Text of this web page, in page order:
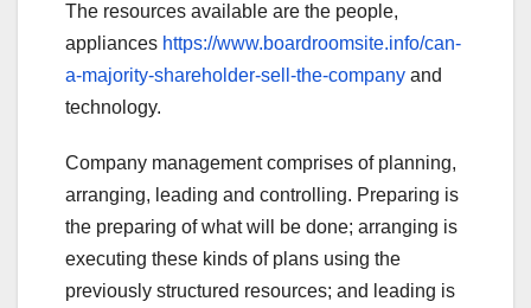
The resources available are the people,
appliances https://www.boardroomsite.info/can-
a-majority-shareholder-sell-the-company and
technology.
Company management comprises of planning,
arranging, leading and controlling. Preparing is
the preparing of what will be done; arranging is
executing these kinds of plans using the
previously structured resources; and leading is